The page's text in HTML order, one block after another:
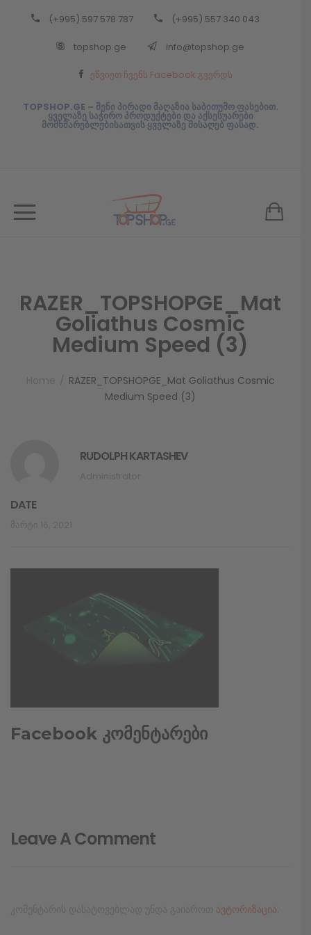
(+995) 597 578 787 (+995) 557 340 043
topshop.ge info@topshop.ge
ეწვიეთ ჩვენს Facebook გვერდს
TOPSHOP.GE – შენი პირადი მაღაზია საბითუმო ფასებით.
ყველაზე საჭირო პროდუქტები და აქსესუარები
მომხმარებლებისათვის ყველაზე მისაღებ ფასად.
RAZER_TOPSHOPGE_Mat
Goliathus Cosmic
Medium Speed (3)
RAZER_TOPSHOPGE_Mat Goliathus Cosmic
Medium Speed (3)
RUDOLPH KARTASHEV
DATE
Facebook კომენტარები
Leave A Comment
ავტორიზაცია
Back